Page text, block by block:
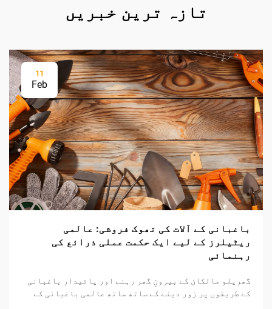
تازہ ترین خبریں
11
Feb
باغبانی کے آلات کی تھوک فروشی: عالمی
ریٹیلرز کے لیے ایک حکمت عملی ذرائع کی
رہنمائی
گھریلو مالکان کے بیرونِ گھر رہنے اور پائیدار باغبانی
کے طریقوں پر زور دینے کے ساتھ ساتھ عالمی باغبانی کے